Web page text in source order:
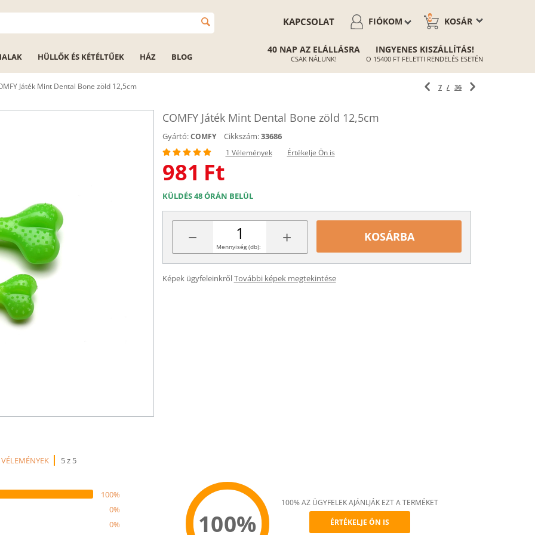
KOSÁR
0
FIÓKOM
KAPCSOLAT
HÜLLŐK ÉS KÉTÉLTŰEK HÁZ BLOG
40 NAP AZ ELÁLLÁSRA
CSAK NÁLUNK!
INGYENES KISZÁLLÍTÁS!
O 15400 FT FELETTI RENDELÉS ESETÉN
Játék Mint Dental Bone zöld 12,5cm 7 / 36
COMFY Játék Mint Dental Bone zöld 12,5cm
Gyártó: COMFY Cikkszám:33686
1 Vélemények Értékelje Ön is
981 Ft
KÜLDÉS 48 ÓRÁN BELÜL
− +
Mennyiség (db):
KOSÁRBA
Képek ügyfeleinkrőlTovábbi képek megtekintése
5 z 5
100%
0%
0%
100%
100% AZ ÜGYFELEK AJÁNLJÁK EZT A TERMÉKET
ÉRTÉKELJE ÖN IS